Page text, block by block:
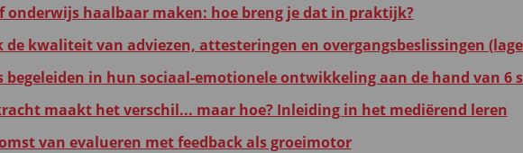
onderwijs haalbaar maken: hoe breng je dat in praktijk?
de kwaliteit van adviezen, attesteringen en overgangsbeslissingen
begeleiden in hun sociaal-emotionele ontwikkeling aan de hand van 6
maakt het verschil... maar hoe? Inleiding in het mediërend leren
van evalueren met feedback als groeimotor